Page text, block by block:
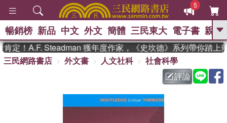
5
GO
熱搜： 東野圭吾 、 高希均教授回憶錄
父親節 、 如果歷
暑期推薦 、 國際布克
獎 臺灣漫遊錄 、 方念華
登輝時代 、 數學女孩：黎曼猜想
暢銷榜 新品 中文 外文 簡體 三民東大 電子書 親子
定！A.F. Steadman 獲年度作家，《史坎德》系列帶你踏上熱
三民網路書店
外文書 人文社科
社會科學
評論